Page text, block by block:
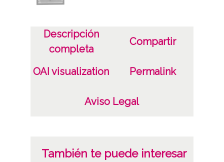
CC BY-NC-SA 4.0
Descripción
completa
Compartir
OAI visualization Permalink
Aviso Legal
También te puede interesar